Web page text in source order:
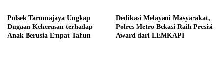
Polsek Tarumajaya Ungkap
Dugaan Kekerasan terhadap
Anak Berusia Empat Tahun
Dedikasi Melayani Masyarakat,
Polres Metro Bekasi Raih Presisi
Award dari LEMKAPI